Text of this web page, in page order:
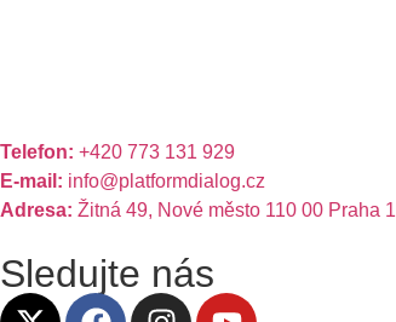
Telefon: +420 773 131 929
E-mail: info@platformdialog.cz
Adresa: Žitná 49, Nové město 110 00 Praha 1
Sledujte nás